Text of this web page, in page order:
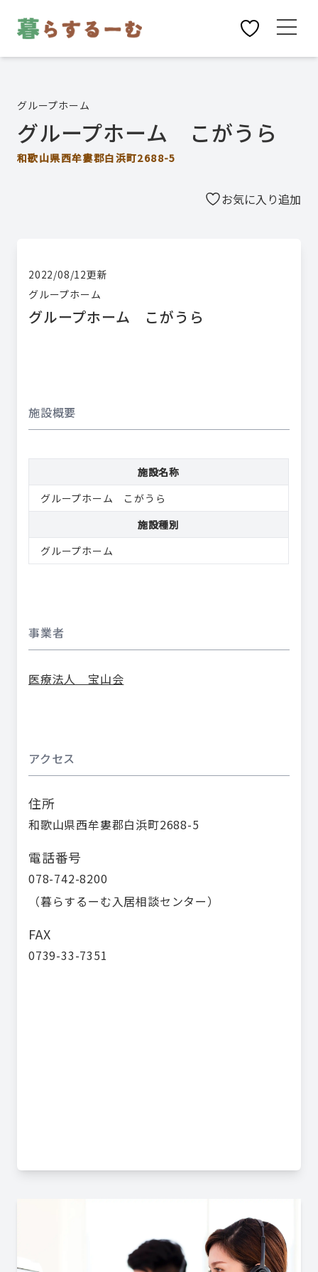
グループホーム
グループホーム こがうら
和歌山県西牟婁郡白浜町2688-5
お気に入り追加
2022/08/12更新
グループホーム
グループホーム こがうら
施設概要
施設名称
グループホーム こがうら
施設種別
グループホーム
事業者
医療法人 宝山会
アクセス
住所
和歌山県西牟婁郡白浜町2688-5
電話番号
078-742-8200
（暮らするーむ入居相談センター）
FAX
0739-33-7351